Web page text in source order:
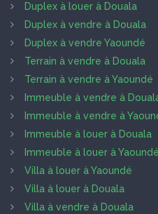
Duplex à louer à Douala
Duplex à vendre à Douala
Duplex à vendre Yaoundé
Terrain à vendre à Douala
Terrain à vendre à Yaoundé
Immeuble à vendre à
Immeuble à vendre à
Immeuble à louer à Douala
Immeuble à louer à Yaoundé
Villa à louer à Yaoundé
Villa à louer à Douala
Villa à vendre à Douala